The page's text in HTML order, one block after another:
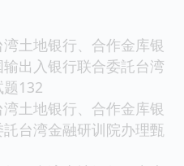
土地银行、合作金库银
出入银行联合委託台湾
132
土地银行、合作金库银
台湾金融研训院办理甄